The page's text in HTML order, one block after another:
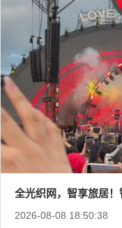
2026-08-08 18:50:38